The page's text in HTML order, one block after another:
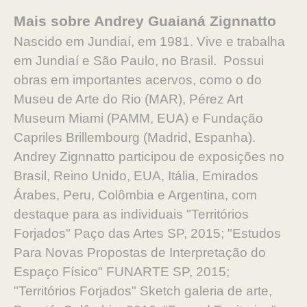
Mais sobre Andrey Guaianá Zignnatto
Nascido em Jundiaí, em 1981. Vive e trabalha
em Jundiaí e São Paulo, no Brasil. Possui
obras em importantes acervos, como o do
Museu de Arte do Rio (MAR), Pérez Art
Museum Miami (PAMM, EUA) e Fundação
Capriles Brillembourg (Madrid, Espanha).
Andrey Zignnatto participou de exposições no
Brasil, Reino Unido, EUA, Itália, Emirados
Árabes, Peru, Colômbia e Argentina, com
destaque para as individuais "Territórios
Forjados" Paço das Artes SP, 2015; "Estudos
Para Novas Propostas de Interpretação do
Espaço Físico" FUNARTE SP, 2015;
"Territórios Forjados" Sketch galeria de arte,